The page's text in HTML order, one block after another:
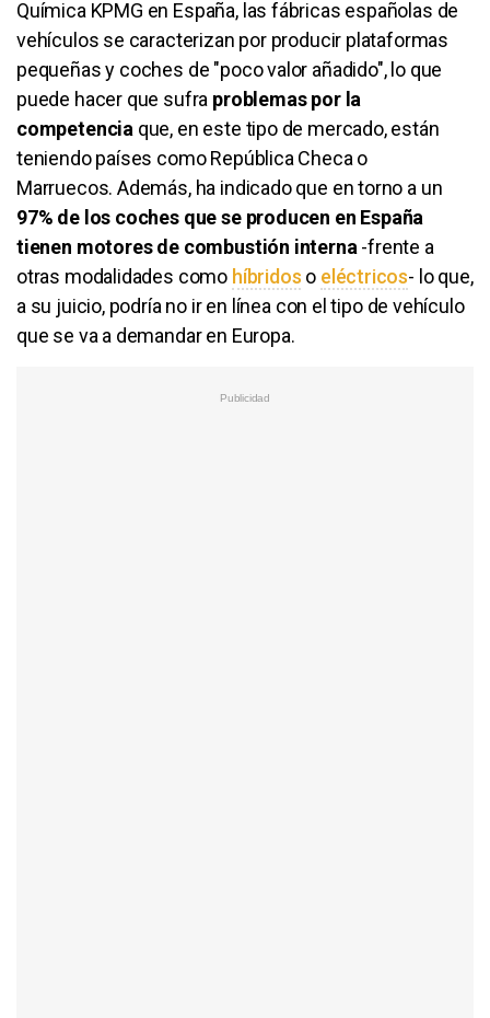
Química KPMG en España, las fábricas españolas de
vehículos se caracterizan por producir plataformas
pequeñas y coches de "poco valor añadido", lo que
puede hacer que sufra problemas por la
competencia que, en este tipo de mercado, están
teniendo países como República Checa o
Marruecos. Además, ha indicado que en torno a un
97% de los coches que se producen en España
tienen motores de combustión interna -frente a
otras modalidades como híbridos o eléctricos- lo que,
a su juicio, podría no ir en línea con el tipo de vehículo
que se va a demandar en Europa.